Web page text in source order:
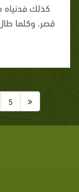
كذلك فدنياه
قصر. وكلما
5